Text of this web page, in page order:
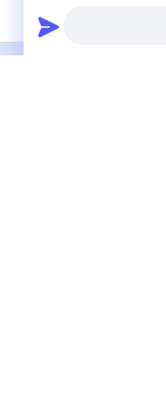
White Powder Amino Acid